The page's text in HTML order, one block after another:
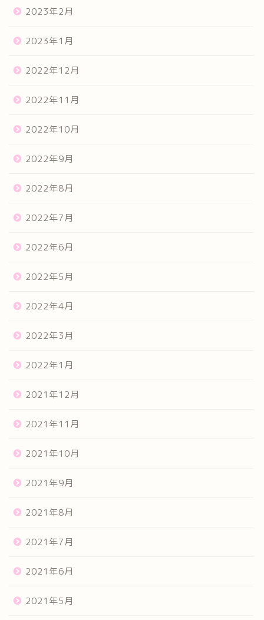
2023年2月
2023年1月
2022年12月
2022年11月
2022年10月
2022年9月
2022年8月
2022年7月
2022年6月
2022年5月
2022年4月
2022年3月
2022年1月
2021年12月
2021年11月
2021年10月
2021年9月
2021年8月
2021年7月
2021年6月
2021年5月